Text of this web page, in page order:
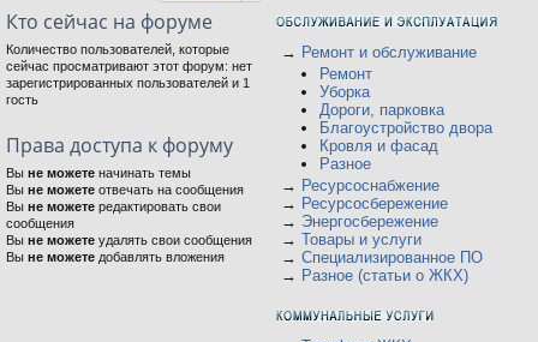
Кто сейчас на форуме
Количество пользователей, которые
сейчас просматривают этот форум: нет
зарегистрированных пользователей и 1
гость
Права доступа к форуму
Вы не можете начинать темы
Вы не можете отвечать на сообщения
Вы не можете редактировать свои
сообщения
Вы не можете удалять свои сообщения
Вы не можете добавлять вложения
→ Ремонт и обслуживание
Ремонт
Уборка
Дороги, парковка
Благоустройство двора
Кровля и фасад
Разное
→ Ресурсоснабжение
→ Ресурсосбережение
→ Энергосбережение
→ Товары и услуги
→ Специализированное ПО
→ Разное (статьи о ЖКХ)